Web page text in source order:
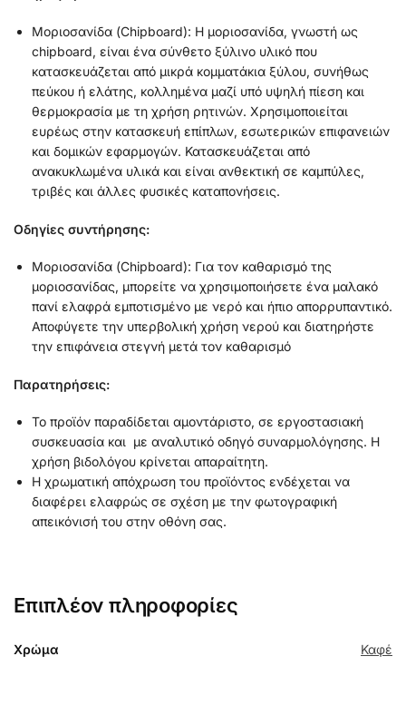
Μοριοσανίδα (Chipboard): Η μοριοσανίδα, γνωστή ως
chipboard, είναι ένα σύνθετο ξύλινο υλικό που
κατασκευάζεται από μικρά κομματάκια ξύλου, συνήθως
πεύκου ή ελάτης, κολλημένα μαζί υπό υψηλή πίεση και
θερμοκρασία με τη χρήση ρητινών. Χρησιμοποιείται
ευρέως στην κατασκευή επίπλων, εσωτερικών επιφανειών
και δομικών εφαρμογών. Κατασκευάζεται από
ανακυκλωμένα υλικά και είναι ανθεκτική σε καμπύλες,
τριβές και άλλες φυσικές καταπονήσεις.
Οδηγίες συντήρησης:
Μοριοσανίδα (Chipboard): Για τον καθαρισμό της
μοριοσανίδας, μπορείτε να χρησιμοποιήσετε ένα μαλακό
πανί ελαφρά εμποτισμένο με νερό και ήπιο απορρυπαντικό.
Αποφύγετε την υπερβολική χρήση νερού και διατηρήστε
την επιφάνεια στεγνή μετά τον καθαρισμό
Παρατηρήσεις:
Το προϊόν παραδίδεται αμοντάριστο, σε εργοστασιακή
συσκευασία και με αναλυτικό οδηγό συναρμολόγησης. Η
χρήση βιδολόγου κρίνεται απαραίτητη.
Η χρωματική απόχρωση του προϊόντος ενδέχεται να
διαφέρει ελαφρώς σε σχέση με την φωτογραφική
απεικόνισή του στην οθόνη σας.
Επιπλέον πληροφορίες
Χρώμα Καφέ